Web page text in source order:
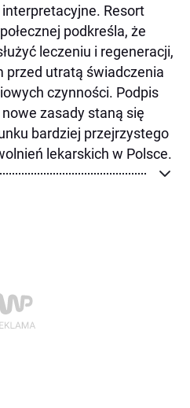
Resort
podkreśla, że
leczeniu i regeneracji,
przed utratą świadczenia
czynności. Podpis
zasady staną się
bardziej przejrzystego
lekarskich w Polsce.